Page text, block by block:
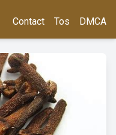
Contact Tos DMCA